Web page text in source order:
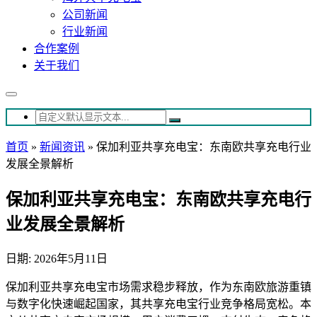
公司新闻
行业新闻
合作案例
关于我们
首页 » 新闻资讯 » 保加利亚共享充电宝：东南欧共享充电行业
发展全景解析
保加利亚共享充电宝：东南欧共享充电行
业发展全景解析
日期: 2026年5月11日
保加利亚共享充电宝市场需求稳步释放，作为东南欧旅游重镇
与数字化快速崛起国家，其共享充电宝行业竞争格局宽松。本